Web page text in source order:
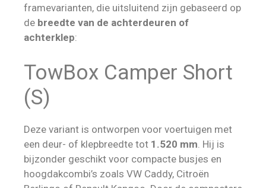
framevarianten, die uitsluitend zijn gebaseerd op
de breedte van de achterdeuren of
achterklep:
TowBox Camper Short
(S)
Deze variant is ontworpen voor voertuigen met
een deur- of klepbreedte tot 1.520 mm . Hij is
bijzonder geschikt voor compacte busjes en
hoogdakcombi’s zoals VW Caddy, Citroën